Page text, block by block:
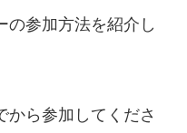
の参加方法を紹介し
から参加してくださ